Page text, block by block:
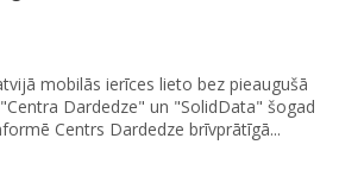
mobilās ierīces lieto bez pieaugušā
Dardedze" un "SolidData" šogad
Centrs Dardedze brīvprātīgā...